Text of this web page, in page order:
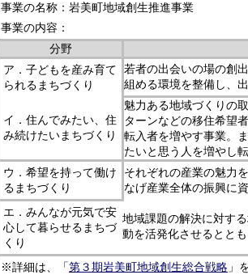
事業の名称：岩美町地域創生推進事業
事業の内容：
分野
ア．子どもを産み育て
られるまちづくり
若者の出会いの場の創
組める環境を整備し、
イ．住んでみたい、住
み続けたいまちづくり
魅力ある地域づくりの
ターンなどの移住希望
転入者を増やす事業。
たいと思う人を増やし
ウ．希望を持って働け
るまちづくり
それぞれの産業の魅力
なげ産業全体の振興に
エ．みんなが元気で安
心して暮らせるまちづ
くり
地域課題の解決に対す
動を活発化させるとと
※詳細は、「第３期岩美町地域創生総合戦略 」